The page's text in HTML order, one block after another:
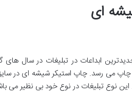
ای
ابداعات در تبلیغات در سال
می رسد. چاپ استیکر شیشه ای در
این نوع تبلیغات در نوع خود بی نظیر می